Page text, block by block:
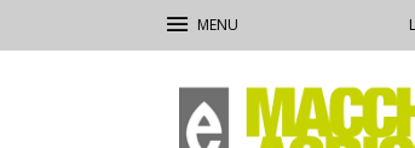
Macchine
Agricole